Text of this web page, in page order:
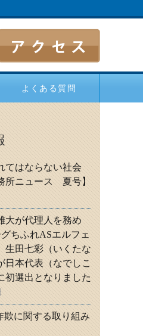
よくある質問
てはならない社会
所ニュース 夏号】
大が代理人を務め
ちふれASエルフェ
生田七彩（いくたな
日本代表（なでしこ
初選出となりました
欺に関する取り組み